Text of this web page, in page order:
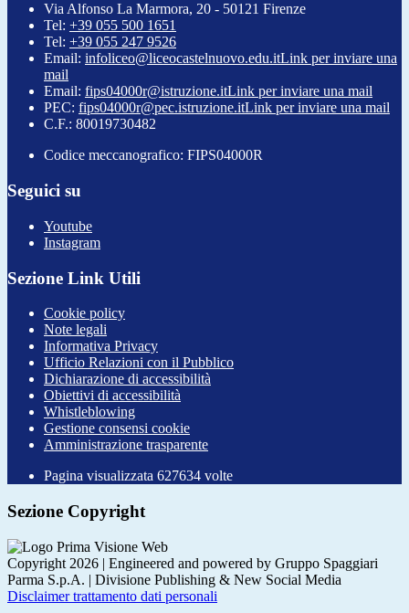
Via Alfonso La Marmora, 20 - 50121 Firenze
Tel: +39 055 500 1651
Tel: +39 055 247 9526
Email: infoliceo@liceocastelnuovo.edu.itLink per inviare una
mail
Email: fips04000r@istruzione.itLink per inviare una mail
PEC: fips04000r@pec.istruzione.itLink per inviare una mail
C.F.: 80019730482
Codice meccanografico: FIPS04000R
Seguici su
Youtube
Instagram
Sezione Link Utili
Cookie policy
Note legali
Informativa Privacy
Ufficio Relazioni con il Pubblico
Dichiarazione di accessibilità
Obiettivi di accessibilità
Whistleblowing
Gestione consensi cookie
Amministrazione trasparente
Pagina visualizzata 627634 volte
Sezione Copyright
Copyright 2026 | Engineered and powered by Gruppo Spaggiari
Parma S.p.A. | Divisione Publishing & New Social Media
Disclaimer trattamento dati personali